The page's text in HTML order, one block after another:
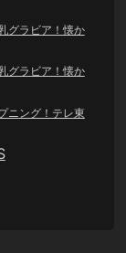
グラビア！懐か
グラビア！懐か
ニング！テレ東